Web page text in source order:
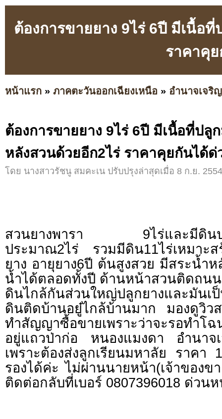
ต้องการขายยาง 9ไร่ 6ปี มีเนื้อ
ราคาคุ
หน้าแรก » ภาคตะวันออกเฉียงเหนือ » อำนาจเจริญ
ต้องการขายยาง 9ไร่ 6ปี มีเนื้อที่ปลู
หลังสวนด้วยอีก2ไร่ ราคาคุยกันได้ด่
โดย นางสาวรัชนู สมคะเน ปรับปรุงล่าสุดเมื่อ 8 ก.ย.
สวนยางพารา 9ไร่และมีดินปลู
ประมาณ2ไร่ รวมมีดิน11ไร่เหมาะส
ยาง อายุยาง6ปี ต้นสูงสวย มีสระน้ำ
น้ำได้ตลอดทั้งปี ด้านหน้าสวนติดถน
ดินไกล้กันส่วนใหญ่ปลูกยางและมัน
ดินติดบ้านอยู๋ไกล้บ้านมาก มองดูวิว
ทำสัญญาซื้อขายเพราะว่าจะรอทำโฉ
อยู่แถวป่าก่อ หนองแมงดา อำนาจ
เพราะต้องส่งลูกเรียนมหาลัย ราคา
รองได้ค่ะ ไม่ผ่านนายหน้า(เจ้าของข
ติดต่อกลับที่เบอร์ 0807396018 ด่วน